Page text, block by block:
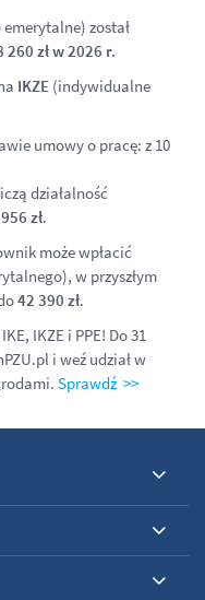
został
260 złw 2026 r.
IKZE (indywidualne
umowy o pracę: z 10
działalność
zł.
może wpłacić
w przyszłym
42 390 zł.
IKZE i PPE! Do 31
i weź udział w
Sprawdź >>